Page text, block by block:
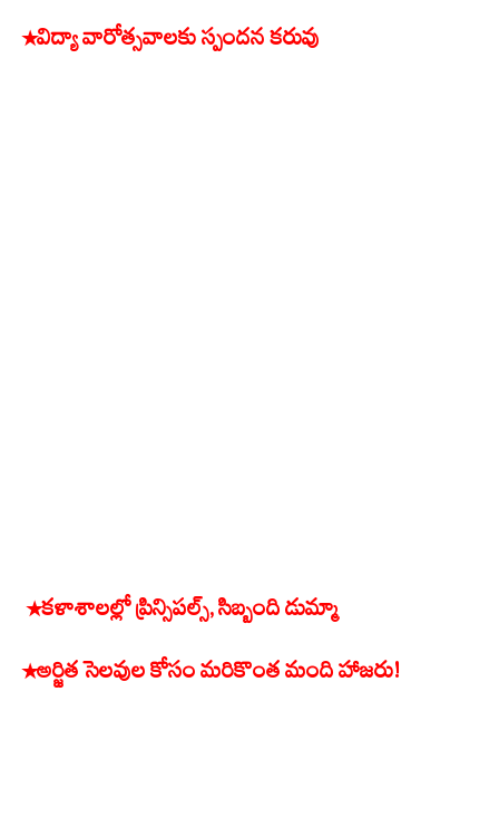
*విద్యా వారోత్సవాలకు స్పందన కరువు
*కళాశాలల్లో ప్రిన్సిపల్స్, సిబ్బంది డుమ్మా
*అర్జిత సెలవుల కోసం మరికొంత మంది హాజరు!